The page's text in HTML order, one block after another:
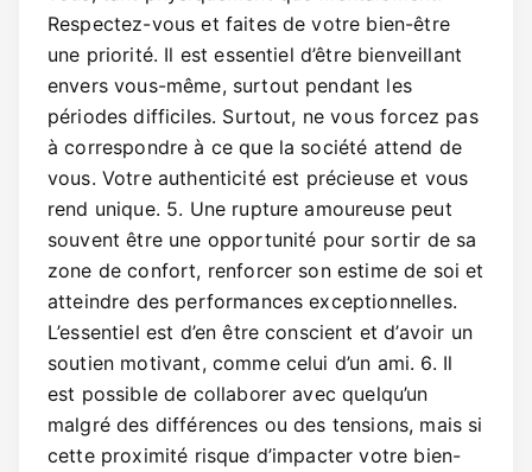
Respectez-vous et faites de votre bien-être
une priorité. Il est essentiel d’être bienveillant
envers vous-même, surtout pendant les
périodes difficiles. Surtout, ne vous forcez pas
à correspondre à ce que la société attend de
vous. Votre authenticité est précieuse et vous
rend unique. 5. Une rupture amoureuse peut
souvent être une opportunité pour sortir de sa
zone de confort, renforcer son estime de soi et
atteindre des performances exceptionnelles.
L’essentiel est d’en être conscient et d’avoir un
soutien motivant, comme celui d’un ami. 6. Il
est possible de collaborer avec quelqu’un
malgré des différences ou des tensions, mais si
cette proximité risque d’impacter votre bien-